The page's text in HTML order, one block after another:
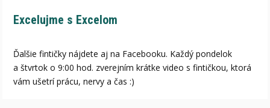
Excelujme s Excelom
Ďalšie fintičky nájdete aj na Facebooku. Každý pondelok
a štvrtok o 9:00 hod. zverejním krátke video s fintičkou, ktorá
vám ušetrí prácu, nervy a čas :)